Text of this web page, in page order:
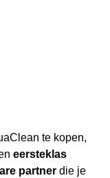
te kopen,
eersteklas
partner die je